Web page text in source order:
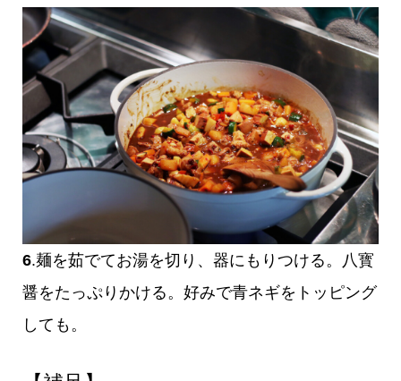
6.麺を茹でてお湯を切り、器にもりつける。八寳
醤をたっぷりかける。好みで青ネギをトッピング
しても。